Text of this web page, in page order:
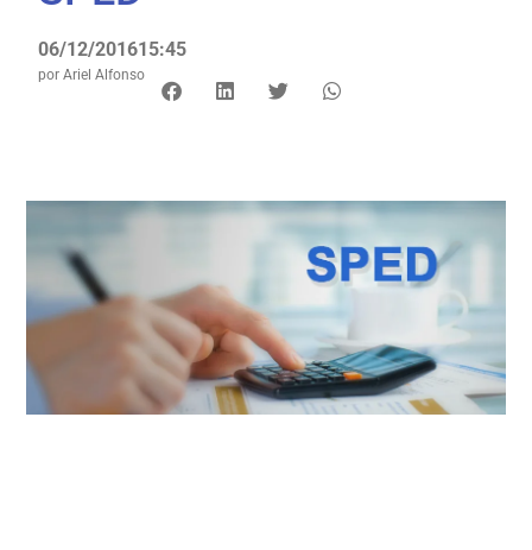
06/12/201615:45
por Ariel Alfonso